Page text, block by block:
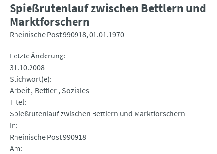
Spießrutenlauf zwischen Bettlern und
Marktforschern
Rheinische Post 990918 01.01.1970
Letzte Änderung
31.10.2008
Stichwort(e)
Arbeit Bettler Soziales
Titel
Spießrutenlauf zwischen Bettlern und Marktforschern
In
Rheinische Post 990918
Am